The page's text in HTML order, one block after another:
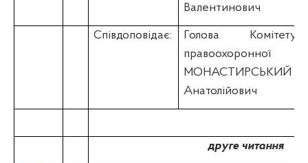
Валентинович
Співдоповідає:
Голова
Анатолійович
друге читання